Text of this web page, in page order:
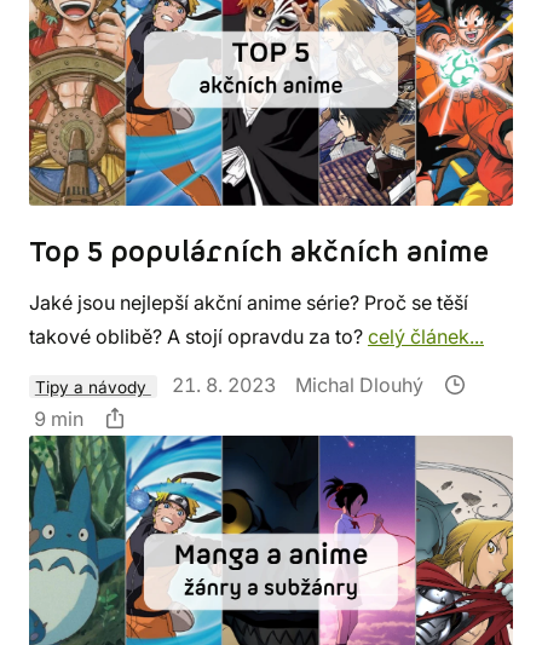
Top 5 populárních akčních anime
Jaké jsou nejlepší akční anime série? Proč se těší
takové oblibě? A stojí opravdu za to? celý článek...
Tipy a návody 21. 8. 2023
Michal Dlouhý
9 min